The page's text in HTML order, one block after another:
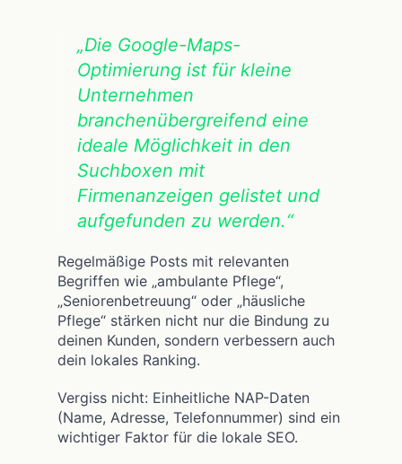
„Die Google-Maps-
Optimierung ist für kleine
Unternehmen
branchenübergreifend eine
ideale Möglichkeit in den
Suchboxen mit
Firmenanzeigen gelistet und
aufgefunden zu werden.“
Regelmäßige Posts mit relevanten
Begriffen wie „ambulante Pflege“,
„Seniorenbetreuung“ oder „häusliche
Pflege“ stärken nicht nur die Bindung zu
deinen Kunden, sondern verbessern auch
dein lokales Ranking.
Vergiss nicht: Einheitliche NAP-Daten
(Name, Adresse, Telefonnummer) sind ein
wichtiger Faktor für die lokale SEO.